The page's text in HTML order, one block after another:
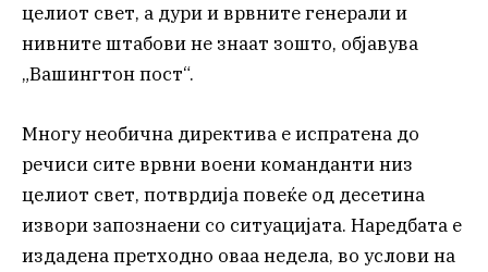
целиот свет, а дури и врвните генерали и
нивните штабови не знаат зошто, објавува
„Вашингтон пост“.
Многу необична директива е испратена до
речиси сите врвни воени команданти низ
целиот свет, потврдија повеќе од десетина
извори запознаени со ситуацијата. Наредбата е
издадена претходно оваа недела, во услови на